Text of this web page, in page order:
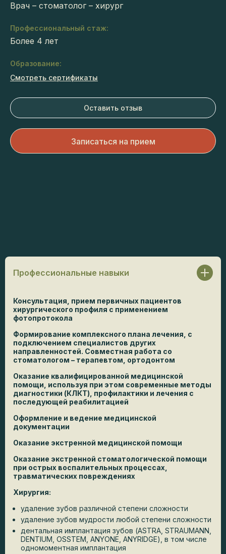
Врач – стоматолог – хирург
Профессиональный стаж:
Более 4 лет
Образование:
Смотреть сертификаты
Оставить отзыв
Записаться на прием
Профессиональные навыки
Консультация, прием первичных пациентов
хирургического профиля с применением
фотопротокола
Формирование комплексного плана лечения, с
подключением специалистов других
направленностей. Совместная работа со
стоматологом – терапевтом, ортодонтом
Оказание квалифицированной медицинской
помощи, используя при этом современные методы
диагностики (КЛКТ), профилактики и лечения с
последующей реабилитацией
Оформление и ведение медицинской
документации
Оказание экстренной медицинской помощи
Оказание экстренной стоматологической помощи
при острых воспалительных процессах,
травматических повреждениях
Хирургия:
удаление зубов различной степени сложности
удаление зубов мудрости любой степени сложности
дентальная имплантация зубов (ASTRA, STRAUMANN,
DENTIUM, OSSTEM, ANYONE, ANYRIDGE), в том числе
одномоментная имплантация